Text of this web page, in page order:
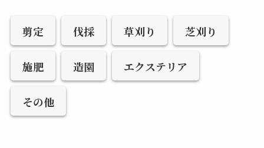
剪定 伐採 草刈り 芝刈り
施肥 造園 エクステリア
その他